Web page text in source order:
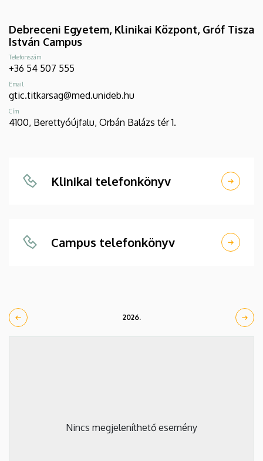
Debreceni Egyetem, Klinikai Központ, Gróf Tisza
István Campus
Telefonszám
+36 54 507 555
Email
gtic.titkarsag@med.unideb.hu
Cím
4100, Berettyóújfalu, Orbán Balázs tér 1.
Klinikai telefonkönyv
Campus telefonkönyv
2026.
Nincs megjeleníthető esemény